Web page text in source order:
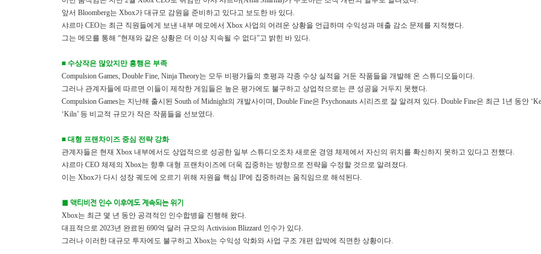
앞서 Bloomberg는 Xbox가 대규모 감원을 준비하고 있다고 보도한 바 있다.
샤르마 CEO는 최근 직원들에게 보낸 내부 메모에서 Xbox 사업의 어려운 상황을 언급하며 수익성과 매출 감소 문제를 지적했다.
그는 메모를 통해 “현재와 같은 상황은 더 이상 지속될 수 없다”고 밝힌 바 있다.
■ 수상작은 많았지만 흥행은 부족
Compulsion Games, Double Fine, Ninja Theory는 모두 비평가들의 호평과 각종 수상 실적을 거둔 작품들을 개발해 온 스튜디오들이다.
그러나 관계자들에 따르면 이들이 제작한 게임들은 높은 평가에도 불구하고 상업적으로는 큰 성공을 거두지 못했다.
Compulsion Games는 지난해 출시된 South of Midnight의 개발사이며, Double Fine은 Psychonauts 시리즈로 잘 알려져 있다. Double Fine은 최근 1년 동안
‘Kiln’ 등 비교적 규모가 작은 작품들을 선보였다.
■ 대형 프랜차이즈 중심 전략 강화
관계자들은 현재 Xbox 내부에서도 상업적으로 성공한 일부 스튜디오조차 새로운 경영 체제에서 자신의 위치를 확신하지 못하고 있다고 전했다.
샤르마 CEO 체제의 Xbox는 향후 대형 프랜차이즈에 더욱 집중하는 방향으로 전략을 수정할 것으로 알려졌다.
이는 Xbox가 다시 성장 궤도에 오르기 위해 자원을 핵심 IP에 집중하려는 움직임으로 해석된다.
■ 액티비전 인수 이후에도 계속되는 위기
Xbox는 최근 몇 년 동안 공격적인 인수합병을 진행해 왔다.
대표적으로 2023년 완료된 690억 달러 규모의 Activision Blizzard 인수가 있다.
그러나 이러한 대규모 투자에도 불구하고 Xbox는 수익성 악화와 사업 구조 개편 압박에 직면한 상황이다.